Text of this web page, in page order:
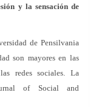
y la sensación de
de Pensilvania
son mayores en las
redes sociales. La
of Social and